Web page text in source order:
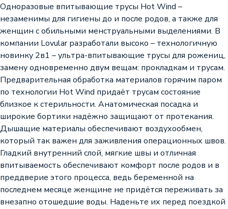
Одноразовые впитывающие трусы Hot Wind –
незаменимы для гигиены до и после родов, а также для
женщин с обильными менструальными выделениями. В
компании Lovular разработали высоко – технологичную
новинку 2в1 – ультра-впитывающие трусы для рожениц,
замену одновременно двум вещам: прокладкам и трусам.
Предварительная обработка материалов горячим паром
по технологии Hot Wind придаёт трусам состояние
близкое к стерильности. Анатомическая посадка и
широкие бортики надёжно защищают от протекания.
Дышащие материалы обеспечивают воздухообмен,
который так важен для заживления операционных швов.
Гладкий внутренний слой, мягкие швы и отличная
впитываемость обеспечивают комфорт после родов и в
преддверие этого процесса, ведь беременной на
последнем месяце женщине не придётся переживать за
внезапно отошедшие воды. Наденьте их перед поездкой